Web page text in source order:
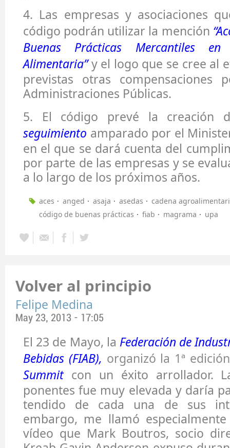
4. Las empresas y asociaciones
código podrán utilizar la mención
Buenas Prácticas Mercantiles
Alimentaria”y el logo que se cree al
previstas otras compensaciones
Administraciones Públicas.
5.
El código prevé la
seguimiento amparado por el
en el que se dará cuenta del
por parte de las empresas y se
a lo largo de los próximos años.
aces anged asaja asedas
cadena
código de buenas prácticas
fiab magrama upa
Volver al principio
Felipe Medina
May 23, 2013 - 17:05
El 23 de Mayo, la Federación de
Bebidas (FIAB), organizó la 1ª
Summitcon un éxito arrollador.
ponentes fue muy elevada y daría
tendido de cada una de sus
embargo, me llamó
vídeo que Mark Boutros, socio